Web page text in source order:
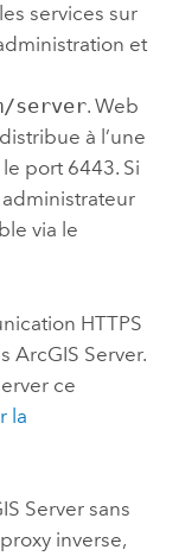
services sur
et
server. Web
à l’une
port 6443. Si
administrateur
via le
HTTPS
ArcGIS Server.
ce
la
Serversans
inverse,